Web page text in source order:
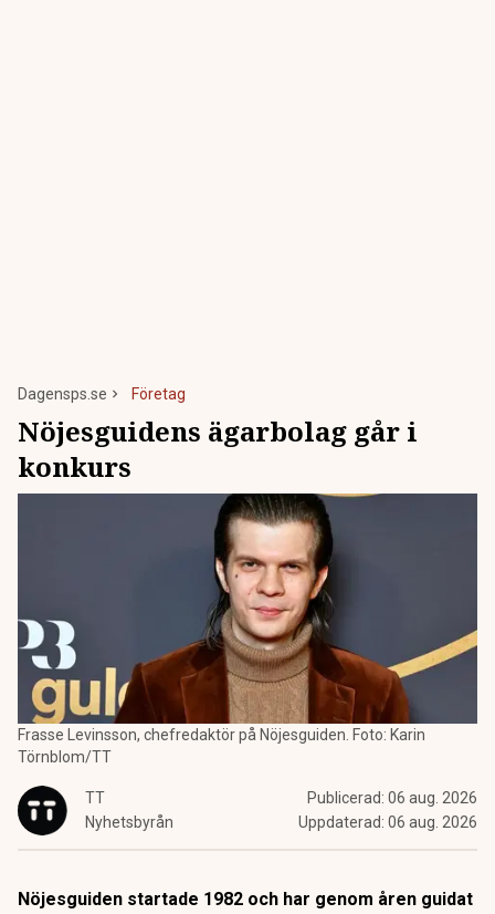
Dagensps.se Företag
Nöjesguidens ägarbolag går i
konkurs
Frasse Levinsson, chefredaktör på Nöjesguiden. Foto: Karin
Törnblom/TT
TT
Nyhetsbyrån
Publicerad: 06 aug. 2026
Uppdaterad: 06 aug. 2026
Nöjesguiden startade 1982 och har genom åren guidat